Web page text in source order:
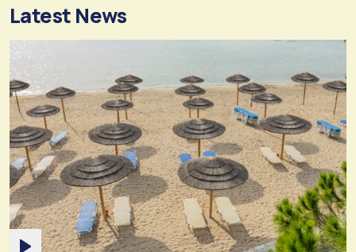
Latest News